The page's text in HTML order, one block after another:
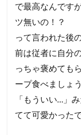
で最高なんです
ツ無いの！？
って言われた後
前は従者に自分
っちゃ褒めても
ープ食べましょ
「もういい…」
てて可愛かったで